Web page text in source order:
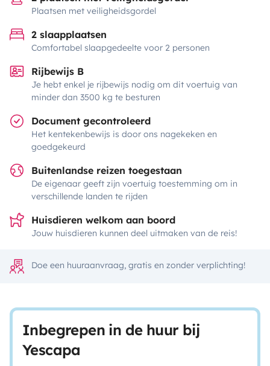
Plaatsen met veiligheidsgordel
2 slaapplaatsen
Comfortabel slaapgedeelte voor 2 personen
Rijbewijs B
Je hebt enkel je rijbewijs nodig om dit voertuig van
minder dan 3500 kg te besturen
Document gecontroleerd
Het kentekenbewijs is door ons nagekeken en
goedgekeurd
Buitenlandse reizen toegestaan
De eigenaar geeft zijn voertuig toestemming om in
verschillende landen te rijden
Huisdieren welkom aan boord
Jouw huisdieren kunnen deel uitmaken van de reis!
Doe een huuraanvraag, gratis en zonder verplichting!
Inbegrepen in de huur bij
Yescapa